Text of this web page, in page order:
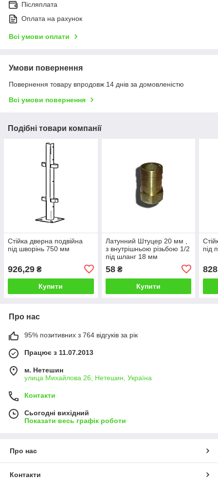
Післяплата
Оплата на рахунок
Всі умови оплати
Умови повернення
Повернення товару впродовж 14 днів за домовленістю
Всі умови повернення
Подібні товари компанії
Стійка дверна подвійна
під шворінь 750 мм
926,29 ₴
Купити
Латунний Штуцер 20 мм ,
з внутрішньою різьбою 1/2
під шланг 18 мм
58₴
Купити
під
Про нас
95% позитивних з 764 відгуків за рік
Працює з 11.07.2013
м. Нетешин
улица Михайлова 26, Нетешин, Україна
Контакти
Сьогодні вихідний
Показати весь графік роботи
Про нас
Контакти